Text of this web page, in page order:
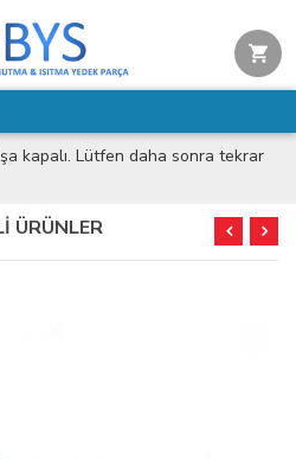
kapalı. Lütfen daha sonra tekrar
ÜRÜNLER